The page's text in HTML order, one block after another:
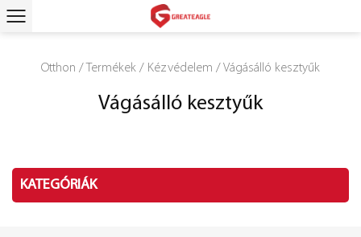
Otthon / Termékek / Kézvédelem / Vágásálló kesztyűk
Vágásálló kesztyűk
KATEGÓRIÁK